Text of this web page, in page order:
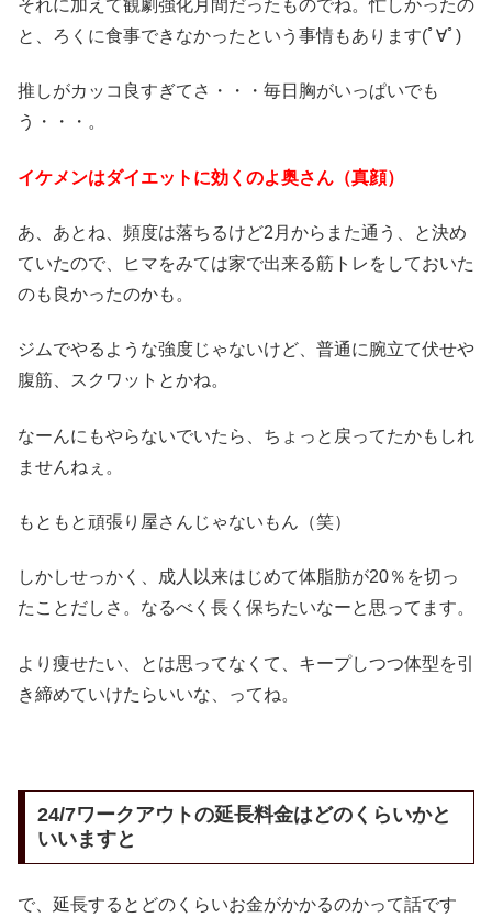
それに加えて観劇強化月間だったものでね。忙しかったの
と、ろくに食事できなかったという事情もあります(ﾟ∀ﾟ)
推しがカッコ良すぎてさ・・・毎日胸がいっぱいでも
う・・・。
イケメンはダイエットに効くのよ奥さん（真顔）
あ、あとね、頻度は落ちるけど2月からまた通う、と決め
ていたので、ヒマをみては家で出来る筋トレをしておいた
のも良かったのかも。
ジムでやるような強度じゃないけど、普通に腕立て伏せや
腹筋、スクワットとかね。
なーんにもやらないでいたら、ちょっと戻ってたかもしれ
ませんねぇ。
もともと頑張り屋さんじゃないもん（笑）
しかしせっかく、成人以来はじめて体脂肪が20％を切っ
たことだしさ。なるべく長く保ちたいなーと思ってます。
より痩せたい、とは思ってなくて、キープしつつ体型を引
き締めていけたらいいな、ってね。
24/7ワークアウトの延長料金はどのくらいかと
いいますと
で、延長するとどのくらいお金がかかるのかって話です